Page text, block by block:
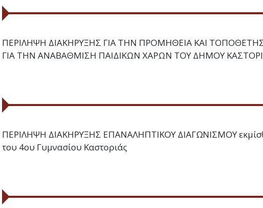
ΠΕΡΙΛΗΨΗ ΔΙΑΚΗΡΥΞΗΣ ΓΙΑ ΤΗΝ ΠΡΟΜΗΘΕΙΑ ΚΑΙ
ΓΙΑ ΤΗΝ ΑΝΑΒΑΘΜΙΣΗ ΠΑΙΔΙΚΩΝ ΧΑΡΩΝ ΤΟΥ ΔΗΜΟΥ
ΠΕΡΙΛΗΨΗ ΔΙΑΚΗΡΥΞΗΣ ΕΠΑΝΑΛΗΠΤΙΚΟΥ ΔΙΑΓΩΝΙΣΜΟΥ
του 4ου Γυμνασίου Καστοριάς